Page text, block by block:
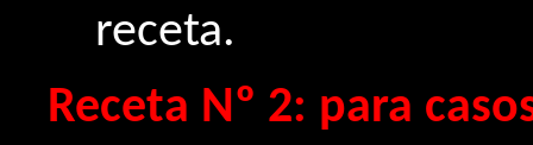
receta.
Receta Nº 2: para